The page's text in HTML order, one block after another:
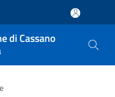
di Cassano